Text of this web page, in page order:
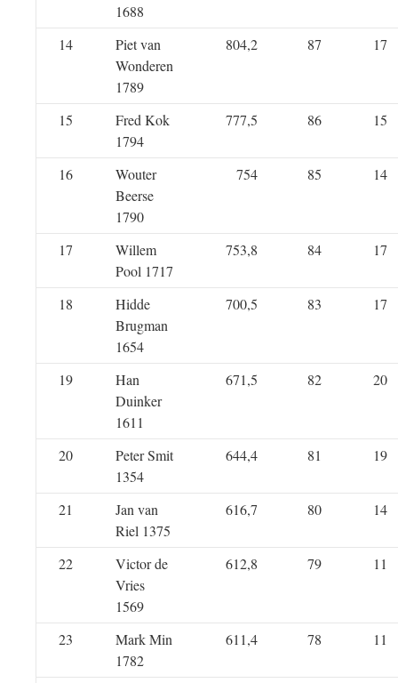
1688
14
Piet van
Wonderen
1789
804,2 87 17
15
Fred Kok
1794
777,5 86 15
16
Wouter
Beerse
1790
754 85 14
17
Willem
Pool 1717
753,8 84 17
18
Hidde
Brugman
1654
700,5 83 17
19
Han
Duinker
1611
671,5 82 20
20
Peter Smit
1354
644,4 81 19
21
Jan van
Riel 1375
616,7 80 14
22
Victor de
Vries
1569
612,8 79 11
23
Mark Min
1782
611,4 78 11